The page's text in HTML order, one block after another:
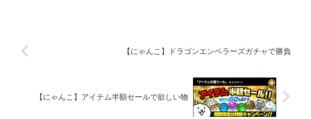
【にゃんこ】ドラゴンエンペラーズガチャで勝負
【にゃんこ】アイテム半額セールで欲しい物